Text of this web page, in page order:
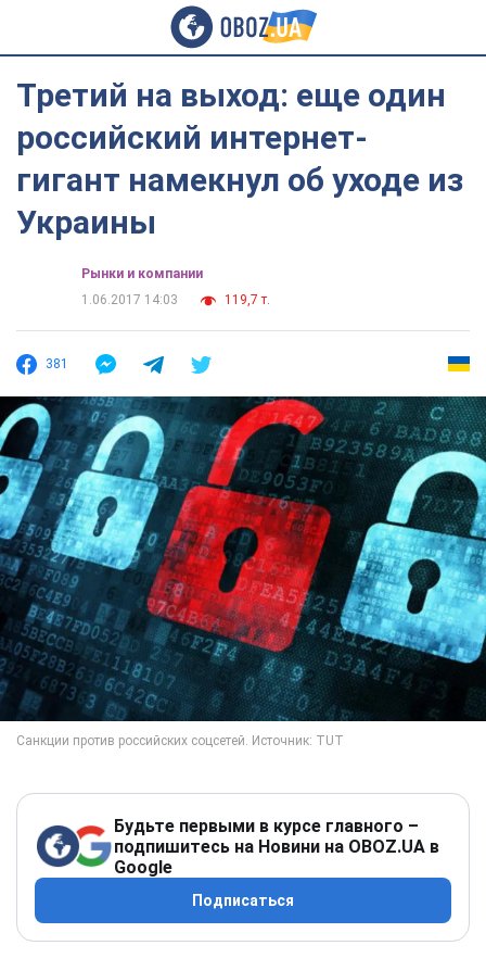
Третий на выход: еще один
российский интернет-
гигант намекнул об уходе из
Украины
Рынки и компании
1.06.2017 14:03
119,7 т.
381
Будьте первыми в курсе главного –
подпишитесь на Новини на OBOZ.UA в
Google
Подписаться